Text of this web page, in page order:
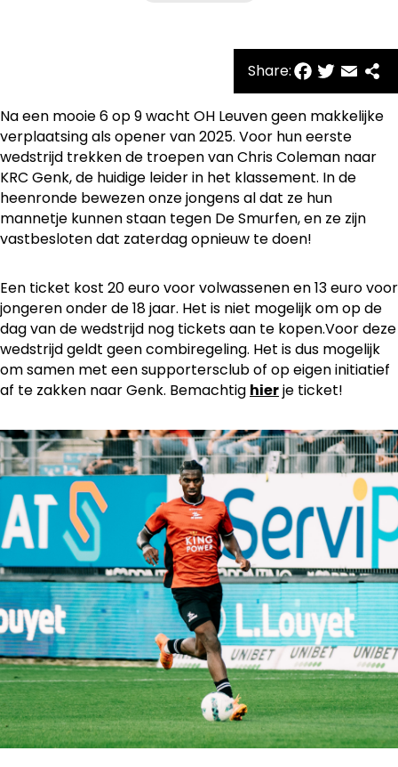
Share:
Na een mooie 6 op 9 wacht OH Leuven geen makkelijke
verplaatsing als opener van 2025. Voor hun eerste
wedstrijd trekken de troepen van Chris Coleman naar
KRC Genk, de huidige leider in het klassement. In de
heenronde bewezen onze jongens al dat ze hun
mannetje kunnen staan tegen De Smurfen, en ze zijn
vastbesloten dat zaterdag opnieuw te doen!
Een ticket kost 20 euro voor volwassenen en 13 euro voor
jongeren onder de 18 jaar. Het is niet mogelijk om op de
dag van de wedstrijd nog tickets aan te kopen.Voor deze
wedstrijd geldt geen combiregeling. Het is dus mogelijk
om samen met een supportersclub of op eigen initiatief
af te zakken naar Genk. Bemachtig hier je ticket!